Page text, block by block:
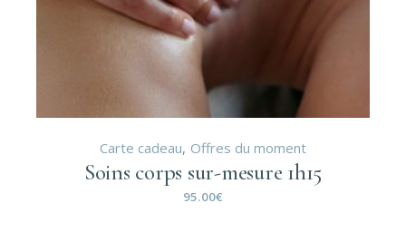
Carte cadeau Offres du moment
Soins corps sur-mesure 1h15
95.00€